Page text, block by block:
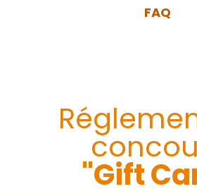
FAQ
"Gift